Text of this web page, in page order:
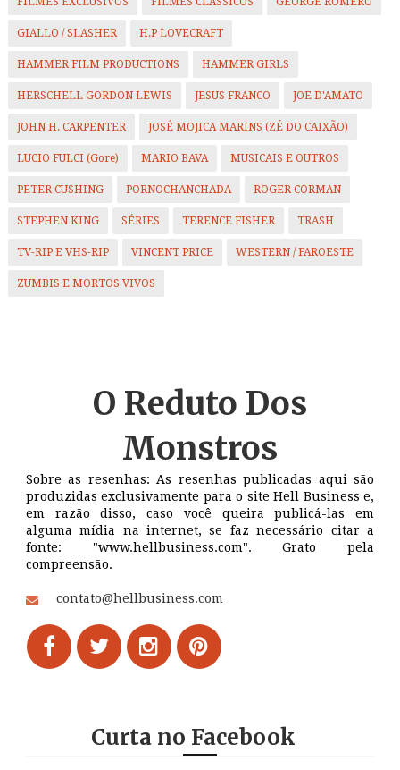
GIALLO / SLASHER H.P LOVECRAFT
HAMMER FILM PRODUCTIONS HAMMER GIRLS
HERSCHELL GORDON LEWIS JESUS FRANCO JOE D'AMATO
JOHN H. CARPENTER JOSÉ MOJICA MARINS (ZÉ DO CAIXÃO)
LUCIO FULCI (Gore) MARIO BAVA MUSICAIS E OUTROS
PETER CUSHING PORNOCHANCHADA ROGER CORMAN
STEPHEN KING SÉRIES TERENCE FISHER TRASH
TV-RIP E VHS-RIP VINCENT PRICE WESTERN / FAROESTE
ZUMBIS E MORTOS VIVOS
O Reduto Dos
Monstros
Sobre as resenhas: As resenhas publicadas aqui são
produzidas exclusivamente para o site Hell Business e,
em razão disso, caso você queira publicá-las em
alguma mídia na internet, se faz necessário citar a
fonte: "www.hellbusiness.com". Grato pela
compreensão.
contato@hellbusiness.com
Curta no Facebook